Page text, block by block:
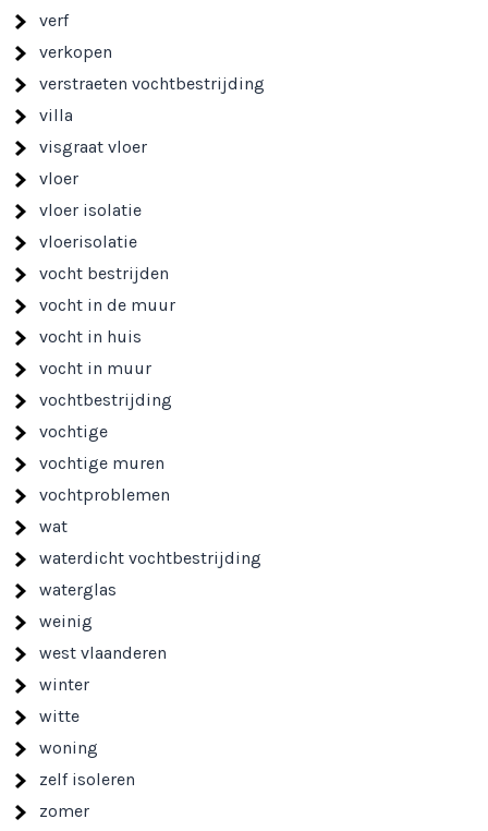
verf
verkopen
verstraeten vochtbestrijding
villa
visgraat vloer
vloer
vloer isolatie
vloerisolatie
vocht bestrijden
vocht in de muur
vocht in huis
vocht in muur
vochtbestrijding
vochtige
vochtige muren
vochtproblemen
wat
waterdicht vochtbestrijding
waterglas
weinig
west vlaanderen
winter
witte
woning
zelf isoleren
zomer